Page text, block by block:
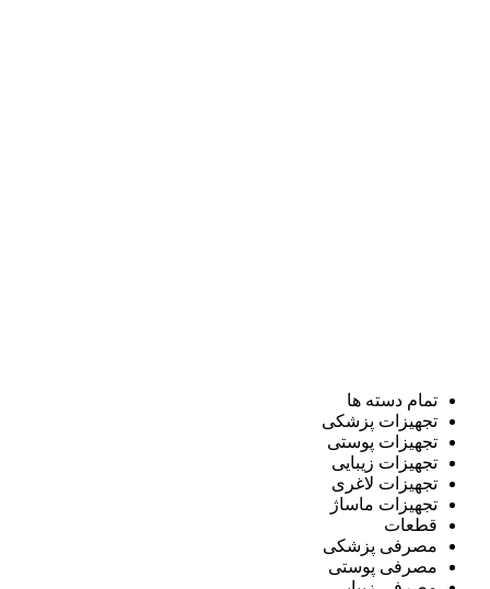
تمام دسته ها
تجهیزات پزشکی
تجهیزات پوستی
تجهیزات زیبایی
تجهیزات لاغری
تجهیزات ماساژ
قطعات
مصرفی پزشکی
مصرفی پوستی